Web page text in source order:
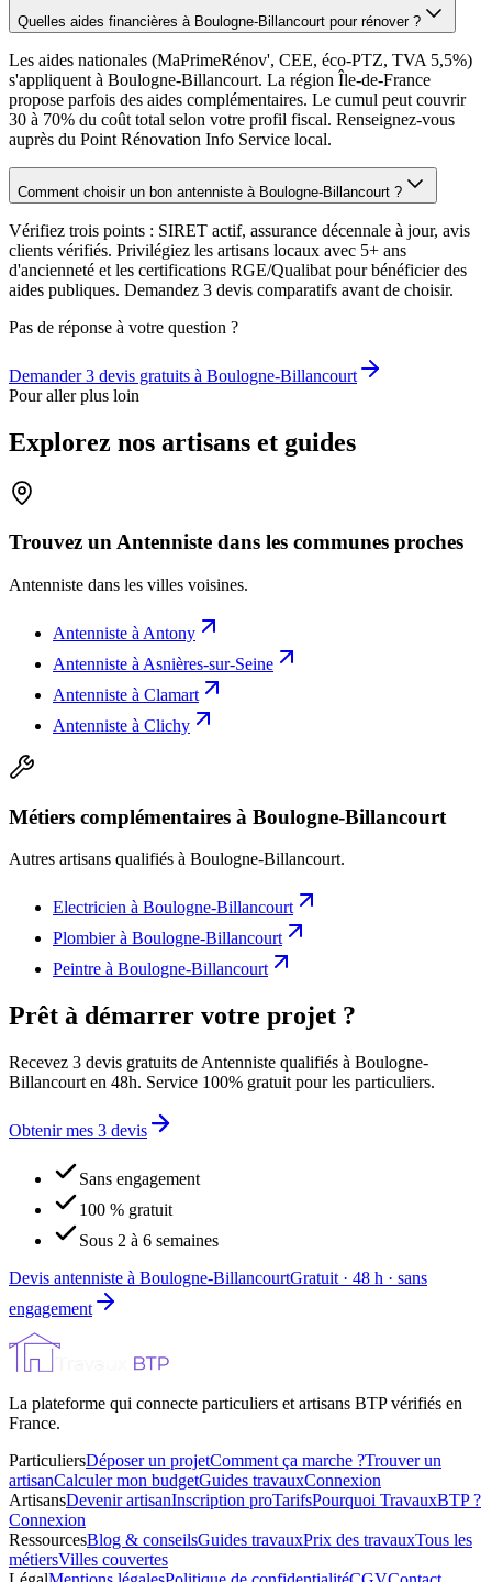
Quelles aides financières à Boulogne-Billancourt pour rénover ?
Les aides nationales (MaPrimeRénov', CEE, éco-PTZ, TVA 5,5%)
s'appliquent à Boulogne-Billancourt. La région Île-de-France
propose parfois des aides complémentaires. Le cumul peut couvrir
30 à 70% du coût total selon votre profil fiscal. Renseignez-vous
auprès du Point Rénovation Info Service local.
Comment choisir un bon antenniste à Boulogne-Billancourt ?
Vérifiez trois points : SIRET actif, assurance décennale à jour, avis
clients vérifiés. Privilégiez les artisans locaux avec 5+ ans
d'ancienneté et les certifications RGE/Qualibat pour bénéficier des
aides publiques. Demandez 3 devis comparatifs avant de choisir.
Pas de réponse à votre question ?
Demander 3 devis gratuits à Boulogne-Billancourt
Pour aller plus loin
Explorez nos artisans et guides
Trouvez un Antenniste dans les communes proches
Antenniste dans les villes voisines.
Antenniste à Antony
Antenniste à Asnières-sur-Seine
Antenniste à Clamart
Antenniste à Clichy
Métiers complémentaires à Boulogne-Billancourt
Autres artisans qualifiés à Boulogne-Billancourt.
Electricien à Boulogne-Billancourt
Plombierà Boulogne-Billancourt
Peintre à Boulogne-Billancourt
Prêt à démarrer votre projet ?
Recevez 3 devis gratuits de Antenniste qualifiés à Boulogne-
Billancourt en 48h. Service 100% gratuit pour les particuliers.
Obtenir mes 3 devis
Sans engagement
100 % gratuit
Sous 2 à 6 semaines
Devis antenniste à Boulogne-BillancourtGratuit · 48 h · sans
engagement
La plateforme qui connecte particuliers et artisans BTP vérifiés en
France.
ParticuliersDéposer un projetComment ça marche ?Trouver un
artisanCalculer mon budgetGuides travauxConnexion
ArtisansDevenir artisanInscription proTarifsPourquoi TravauxBTP ?
Connexion
RessourcesBlog & conseilsGuides travauxPrix des travauxTous les
métiersVilles couvertes